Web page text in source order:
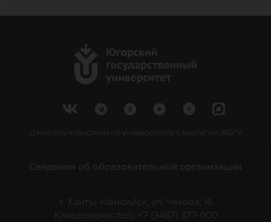
Делитесь новостями об университете с хештегом #ЮГУ
Сведения об образовательной организации
г. Ханты-Мансийск, ул. Чехова, 16
Канцелярия: тел.: +7 (3467) 377-000